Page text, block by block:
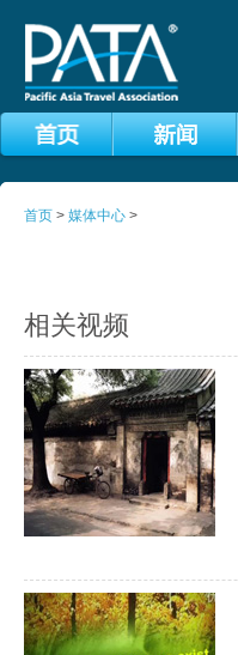
首页 > 媒体中心 >
相关视频